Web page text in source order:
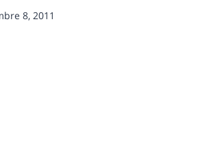
8, 2011